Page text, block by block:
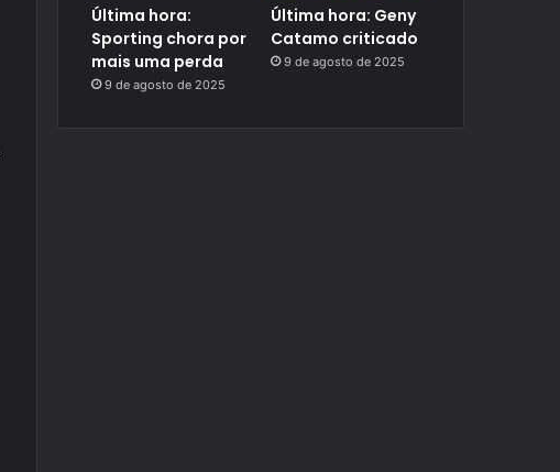
Última hora:
Sporting chora por
mais uma perda
9 de agosto de 2025
Última hora: Geny
Catamo criticado
9 de agosto de 2025